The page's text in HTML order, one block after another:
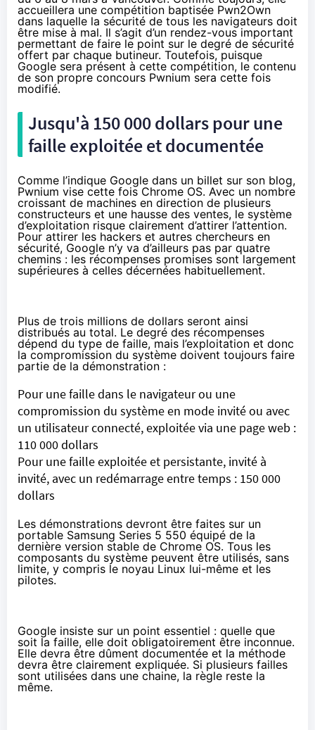
accueillera une compétition baptisée Pwn2Own
dans laquelle la sécurité de tous les navigateurs doit
être mise à mal. Il s’agit d’un rendez-vous important
permettant de faire le point sur le degré de sécurité
offert par chaque butineur. Toutefois, puisque
Google sera présent à cette compétition, le contenu
de son propre concours Pwnium sera cette fois
modifié.
Jusqu'à 150 000 dollars pour une
faille exploitée et documentée
Comme l’indique Google dans un billet sur son blog,
Pwnium vise cette fois Chrome OS. Avec un nombre
croissant de machines en direction de plusieurs
constructeurs et une hausse des ventes, le système
d’exploitation risque clairement d’attirer l’attention.
Pour attirer les hackers et autres chercheurs en
sécurité, Google n’y va d’ailleurs pas par quatre
chemins : les récompenses promises sont largement
supérieures à celles décernées habituellement.
Plus de trois millions de dollars seront ainsi
distribués au total. Le degré des récompenses
dépend du type de faille, mais l’exploitation et donc
la compromission du système doivent toujours faire
partie de la démonstration :
Pour une faille dans le navigateur ou une
compromission du système en mode invité ou avec
un utilisateur connecté, exploitée via une page web :
110 000 dollars
Pour une faille exploitée et persistante, invité à
invité, avec un redémarrage entre temps : 150 000
dollars
Les démonstrations devront être faites sur un
portable Samsung Series 5 550 équipé de la
dernière version stable de Chrome OS. Tous les
composants du système peuvent être utilisés, sans
limite, y compris le noyau Linux lui-même et les
pilotes.
Google insiste sur un point essentiel : quelle que
soit la faille, elle doit obligatoirement être inconnue.
Elle devra être dûment documentée et la méthode
devra être clairement expliquée. Si plusieurs failles
sont utilisées dans une chaine, la règle reste la
même.